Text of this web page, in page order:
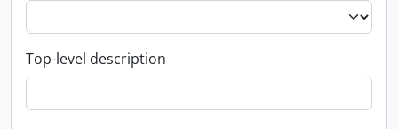
Top-level description